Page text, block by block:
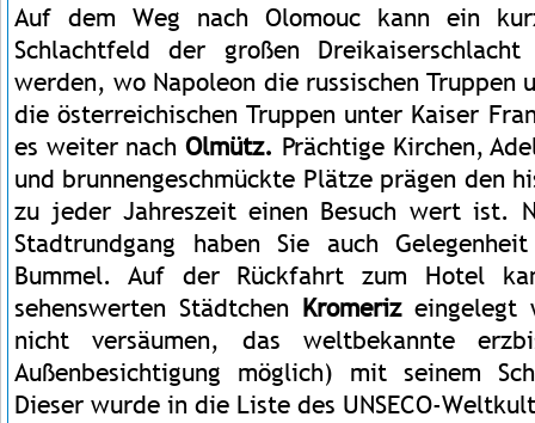
Auf dem Weg nach Olomouc kann ein
Schlachtfeld der großen
werden, wo Napoleon die russischen Truppen
die österreichischen Truppen unter Kaiser
es weiter nach Olmütz. Prächtige Kirchen,
und brunnengeschmückte Plätze prägen den
zu jeder Jahreszeit einen Besuch wert ist.
Stadtrundgang haben Sie auch
Bummel. Auf der Rückfahrt zum Hotel
sehenswerten Städtchen Kromerizeingelegt
nicht versäumen, das weltbekannte
Außenbesichtigung möglich) mit seinem
Dieser wurde in die Liste des UNSECO-